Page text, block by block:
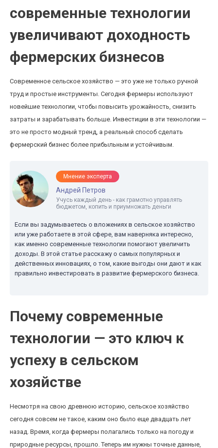
современные технологии
увеличивают доходность
фермерских бизнесов
Современное сельское хозяйство — это уже не только ручной
труд и простые инструменты. Сегодня фермеры используют
новейшие технологии, чтобы повысить урожайность, снизить
затраты и зарабатывать больше. Инвестиции в эти технологии —
это не просто модный тренд, а реальный способ сделать
фермерский бизнес более прибыльным и устойчивым.
Мнение эксперта
Андрей Петров
Учусь каждый день - как грамотно управлять
бюджетом, копить и приумножать деньги
Если вы задумываетесь о вложениях в сельское хозяйство
или уже работаете в этой сфере, вам наверняка интересно,
как именно современные технологии помогают увеличить
доходы. В этой статье расскажу о самых популярных и
действенных инновациях, о том, какие выгоды они дают и как
правильно инвестировать в развитие фермерского бизнеса.
Почему современные
технологии — это ключ к
успеху в сельском
хозяйстве
Несмотря на свою древнюю историю, сельское хозяйство
сегодня совсем не такое, каким оно было еще двадцать лет
назад. Время, когда фермеры полагались только на погоду и
природные ресурсы, прошло. Теперь им нужны точные данные,